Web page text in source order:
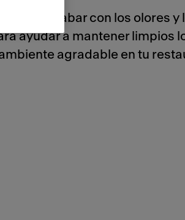
para acabar con los olores y
ayudar a mantener limpios
agradable en tu